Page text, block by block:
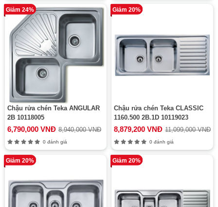
Giảm 24%
Chậu rửa chén Teka ANGULAR
2B 10118005
6,790,000 VNĐ 8,940,000 VNĐ
0 đánh giá
Giảm 20%
Chậu rửa chén Teka CLASSIC
1160.500 2B.1D 10119023
8,879,200 VNĐ 11,099,000 VNĐ
0 đánh giá
Giảm 20% Giảm 20%